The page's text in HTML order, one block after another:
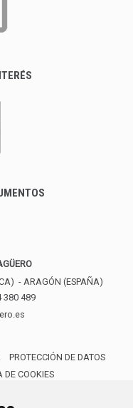
- ARAGÓN (ESPAÑA)
380 489
PROTECCIÓN DE DATOS
DE COOKIES